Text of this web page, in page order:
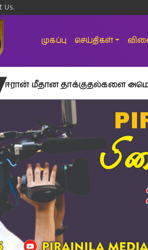
Us.
முகப்பு செய்திகள்
தாக்குதல்களை அமெரிக்கா